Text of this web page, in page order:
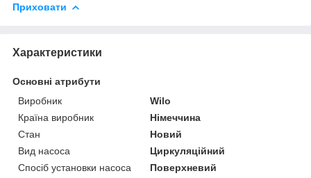
Приховати
Характеристики
Основні атрибути
Виробник
Wilo
Країна виробник
Німеччина
Стан
Новий
Вид насоса
Циркуляційний
Спосіб установки насоса
Поверхневий